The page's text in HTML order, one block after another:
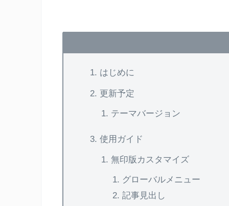
はじめに
更新予定
テーマバージョン
使用ガイド
無印版カスタマイズ
グローバルメニュー
記事見出し